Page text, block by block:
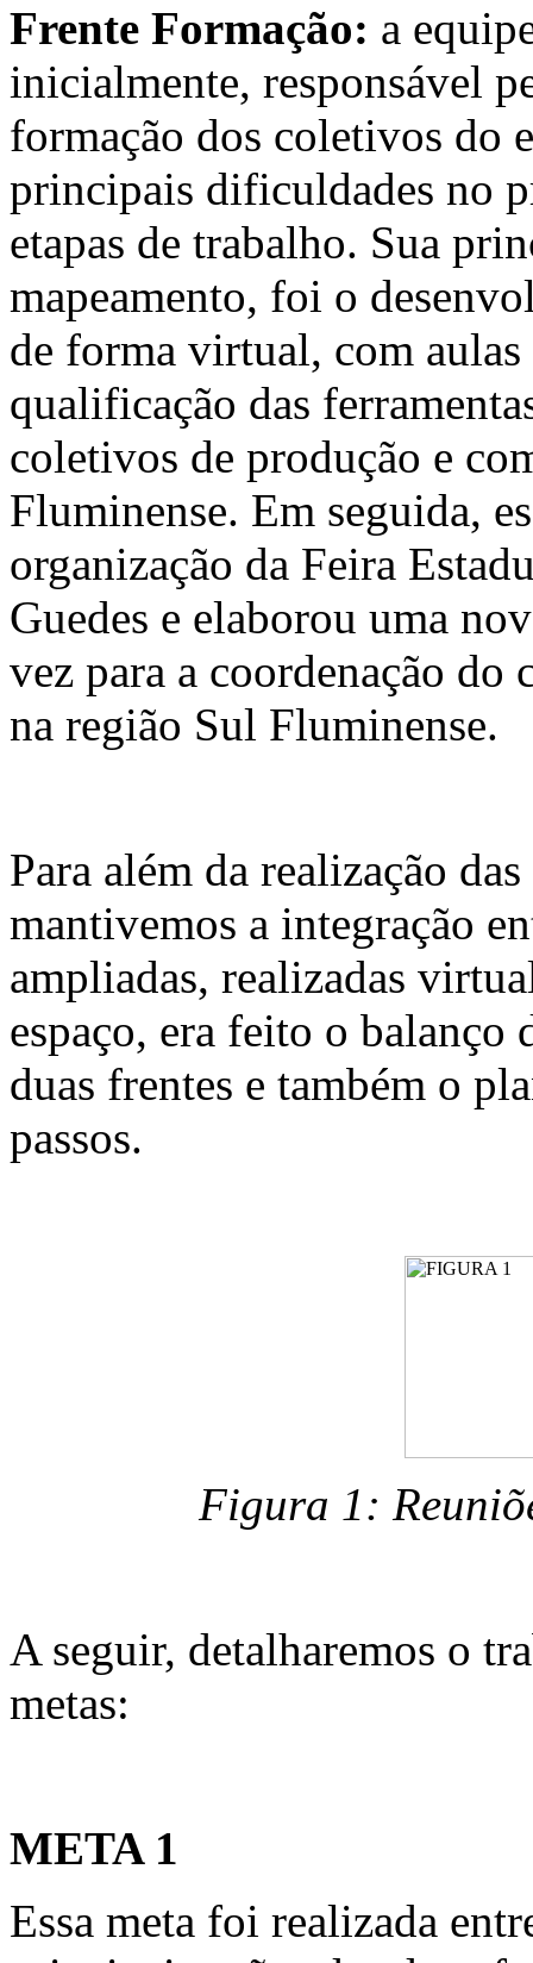
Frente Formação: a
inicialmente, responsável
formação dos coletivos do
principais dificuldades no
etapas de trabalho. Sua
mapeamento, foi o
de forma virtual, com aulas
qualificação das
coletivos de produção e
Fluminense. Em seguida,
organização da Feira
Guedes e elaborou uma
vez para a coordenação
na região Sul Fluminense.
Para além da realização
mantivemos a integração
ampliadas, realizadas
espaço, era feito o balanço
duas frentes e também o
passos.
Figura 1:
A seguir, detalharemos o
metas:
META 1
Essa meta foi realizada